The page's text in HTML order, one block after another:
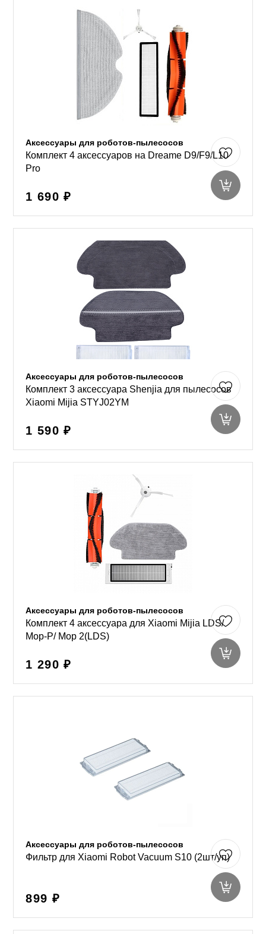
Аксессуары для роботов-пылесосов
Комплект 4 аксессуаров на Dreame D9/F9/L10
Pro
1 690 ₽
Аксессуары для роботов-пылесосов
Комплект 3 аксессуара Shenjia для пылесосов
Xiaomi Mijia STYJ02YM
1 590 ₽
Аксессуары для роботов-пылесосов
Комплект 4 аксессуара для Xiaomi Mijia LDS/
Mop-P/ Mop 2(LDS)
1 290 ₽
Аксессуары для роботов-пылесосов
Фильтр для Xiaomi Robot Vacuum S10 (2шт/уп)
899 ₽